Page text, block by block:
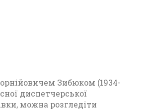
Зибюком (1934-
диспетчерської
можна розгледіти